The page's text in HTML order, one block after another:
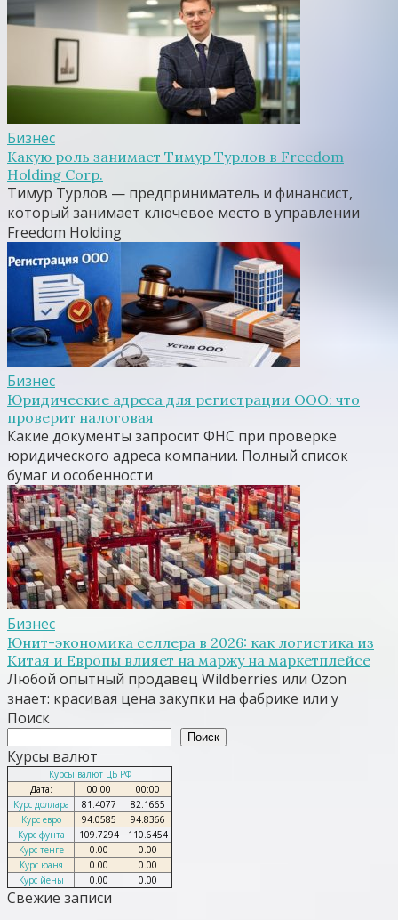
Бизнес
Какую роль занимает Тимур Турлов в Freedom
Holding Corp.
Тимур Турлов — предприниматель и финансист,
который занимает ключевое место в управлении
Freedom Holding
Бизнес
Юридические адреса для регистрации ООО: что
проверит налоговая
Какие документы запросит ФНС при проверке
юридического адреса компании. Полный список
бумаг и особенности
Бизнес
Юнит-экономика селлера в 2026: как логистика из
Китая и Европы влияет на маржу на маркетплейсе
Любой опытный продавец Wildberries или Ozon
знает: красивая цена закупки на фабрике или у
Поиск
Поиск
Курсы валют
Курсы валют ЦБ РФ
Дата:
00:00
00:00
Курс доллара
81.4077
82.1665
Курс евро
94.0585
94.8366
Курс фунта
109.7294
110.6454
Курс тенге
0.00
0.00
Курс юаня
0.00
0.00
Курс йены
0.00 0.00
Свежие записи